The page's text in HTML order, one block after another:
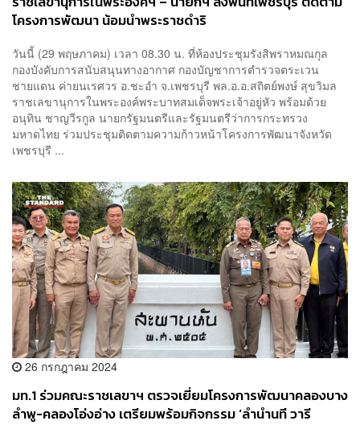
โครงการพัฒนา น้อมนำพระราชดำริ
วันนี้ (29 พฤษภาคม) เวลา 08.30 น. ที่ห้องประชุมรังสิพราหมณกุล
กองบังคับการสนับสนุนทางอากาศ กองบัญชาการตำรวจตระเวน
ชายแดน ค่ายนเรศวร อ.ชะอำ จ.เพชรบุรี พล.อ.อ.สถิตย์พงษ์ สุขวิมล
ราชเลขานุการในพระองค์พระบาทสมเด็จพระเจ้าอยู่หัว พร้อมด้วย
อนุทิน ชาญวีรกูล นายกรัฐมนตรีและรัฐมนตรีว่าการกระทรวง
มหาดไทย ร่วมประชุมติดตามความก้าวหน้าโครงการพัฒนาจังหวัด
เพชรบุรี ...
26 กรกฎาคม 2024
มท.1 ร่วมคณะราชเลขาฯ ตรวจเยี่ยมโครงการพัฒนาคลองบาง
ลำพู-คลองโอ่งอ่าง เตรียมพร้อมกิจกรรม ‘ลำนำนที วารี